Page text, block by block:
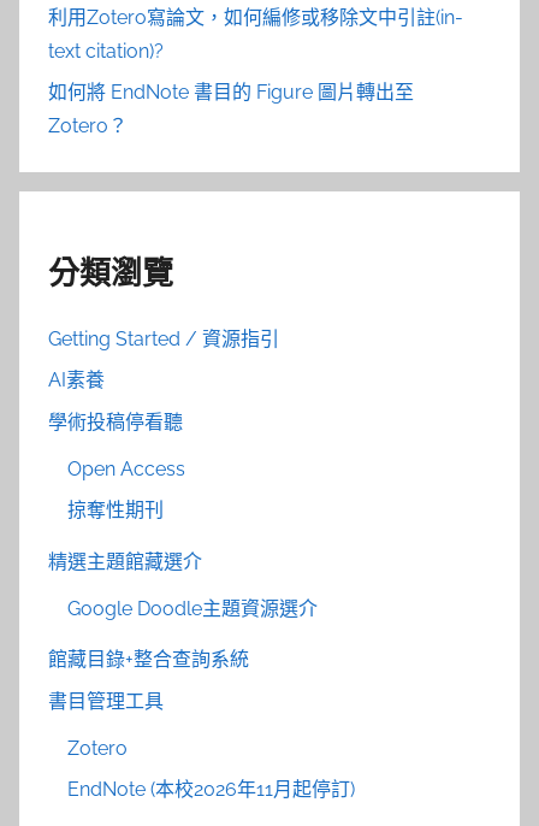
利用Zotero寫論文，如何編修或移除文中引註(in-
text citation)?
如何將 EndNote 書目的 Figure 圖片轉出至
Zotero？
分類瀏覽
Getting Started / 資源指引
AI素養
學術投稿停看聽
Open Access
掠奪性期刊
精選主題館藏選介
Google Doodle主題資源選介
館藏目錄+整合查詢系統
書目管理工具
Zotero
EndNote (本校2026年11月起停訂)